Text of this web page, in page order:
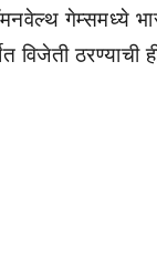
गेम्समध्ये
विजेती